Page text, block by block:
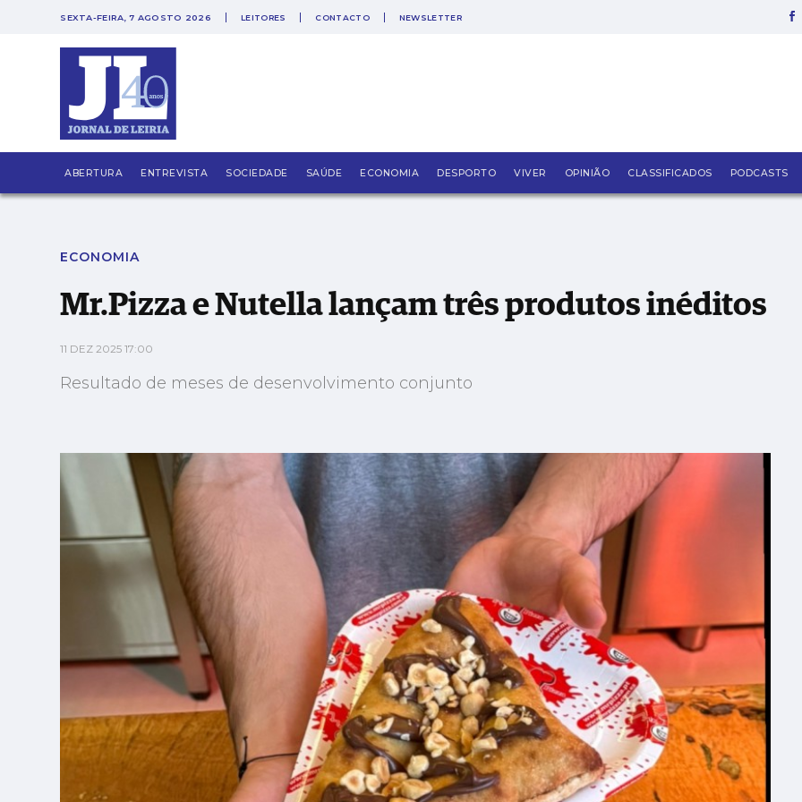
SEXTA-FEIRA, 7 AGOSTO 2026 LEITORES CONTACTO NEWSLETTER
ABERTURA ENTREVISTA SOCIEDADE SAÚDE ECONOMIA DESPORTO VIVER OPINIÃO CLASSIFICADOS PODCASTS
Mr.Pizza e Nutella lançam três produtos inéditos
ECONOMIA
Mr.Pizza e Nutella lançam três produtos inéditos
11 DEZ 2025 17:00
Resultado de meses de desenvolvimento conjunto